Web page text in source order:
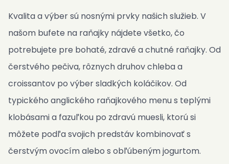
FAQ
Contact
SK
ES
EN
CS
PL
NL
DE
Kvalita a výber sú nosnými prvky našich služieb. V
našom bufete na raňajky nájdete všetko, čo
potrebujete pre bohaté, zdravé a chutné raňajky. Od
čerstvého pečiva, rôznych druhov chleba a
croissantov po výber sladkých koláčikov. Od
typického anglického raňajkového menu s teplými
klobásami a fazuľkou po zdravú muesli, ktorú si
môžete podľa svojich predstáv kombinovať s
čerstvým ovocím alebo s obľúbeným jogurtom.